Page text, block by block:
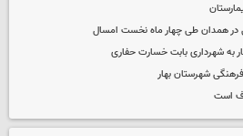
به شهرداری بابت خسارت حفاری
است